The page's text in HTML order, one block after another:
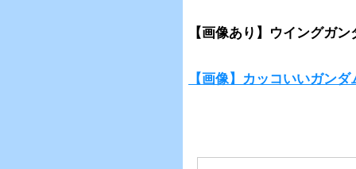
【画像あり】ウイングガ
【画像】カッコいいガン